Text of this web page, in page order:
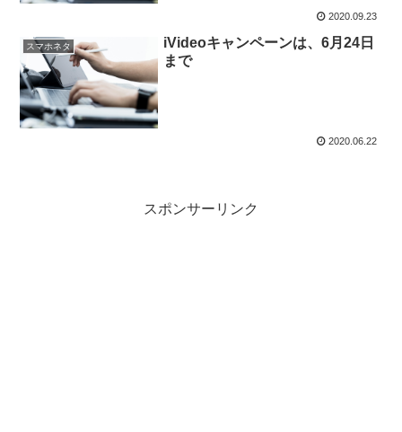
2020.09.23
スマホネタ
iVideoキャンペーンは、6月24日
まで
2020.06.22
スポンサーリンク